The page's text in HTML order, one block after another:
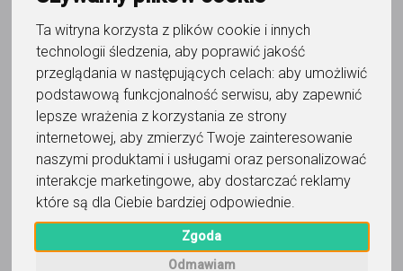
Ta witryna korzysta z plików cookie i innych
technologii śledzenia, aby poprawić jakość
przeglądania w następujących celach: aby umożliwić
podstawową funkcjonalność serwisu, aby zapewnić
lepsze wrażenia z korzystania ze strony
internetowej, aby zmierzyć Twoje zainteresowanie
naszymi produktami i usługami oraz personalizować
interakcje marketingowe, aby dostarczać reklamy
które są dla Ciebie bardziej odpowiednie.
Zgoda
Odmawiam
Do ulubionych
Oznacz wystąpienie kontaktu